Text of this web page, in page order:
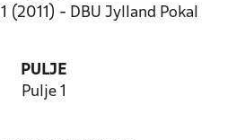
(2011) - DBU Jylland Pokal
PULJE
Pulje 1